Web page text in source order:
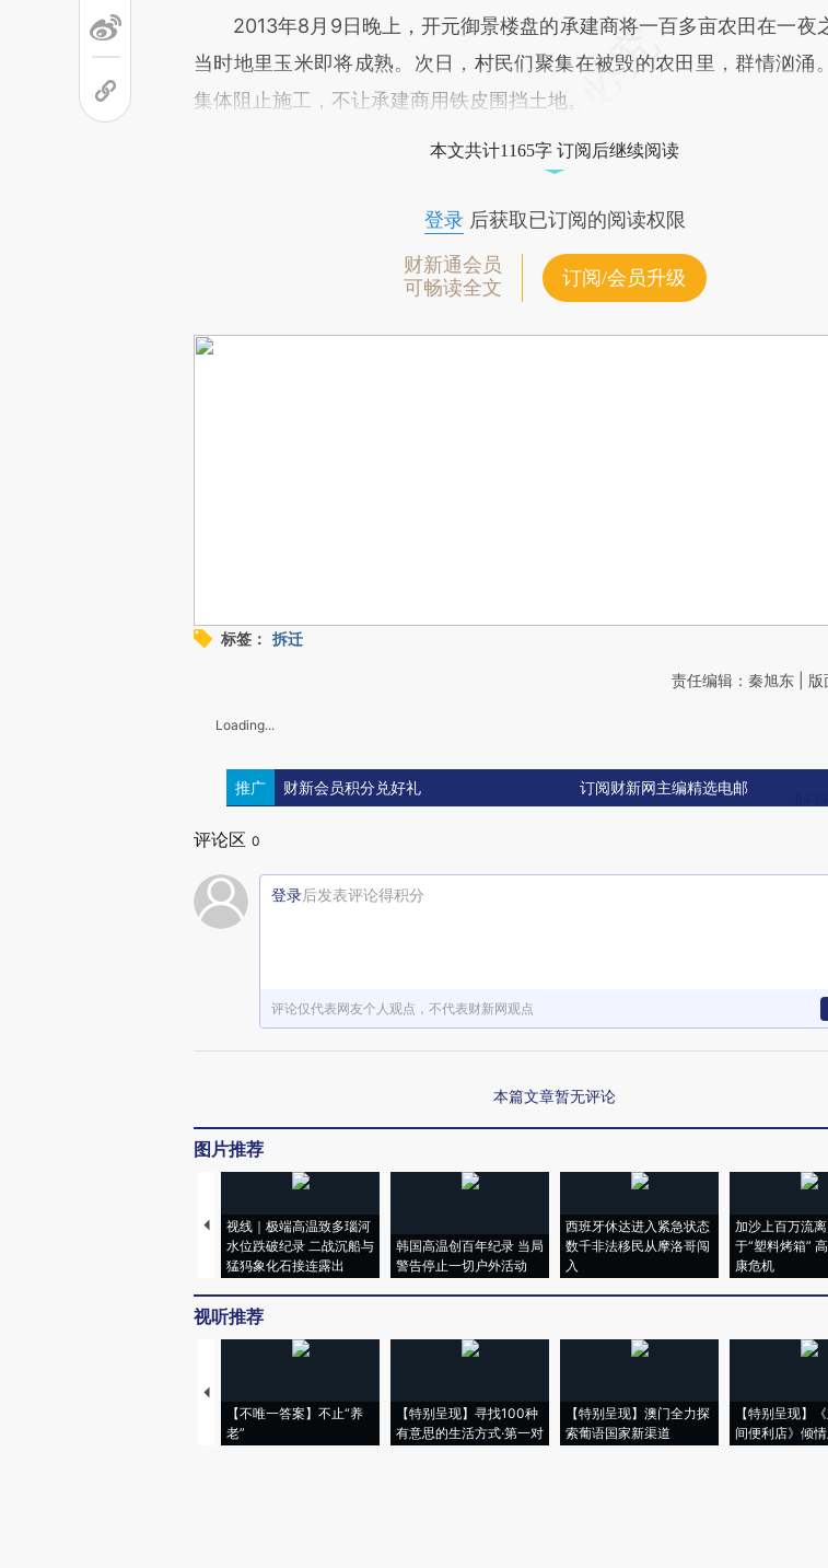
2013年8月9日晚上，开元御景楼盘的承建商将一百多亩农田在一夜
当时地里玉米即将成熟。次日，村民们聚集在被毁的农田里，群情汹涌
集体阻止施工，不让承建商用铁皮围挡土地。
本文共计1165字 订阅后继续阅读
登录后获取已订阅的阅读权限
财新通会员
可畅读全文
订阅/会员升级
标签： 拆迁
责任编辑：秦旭东 | 版
Loading...
推广 财新会员积分兑好礼 订阅财新网主编精选电邮
评论区 0
登录后发表评论得积分
评论仅代表网友个人观点，不代表财新网观点
本篇文章暂无评论
图片推荐
视线｜极端高温致多瑙河
水位跌破纪录 二战沉船与
猛犸象化石接连露出
韩国高温创百年纪录 当局
警告停止一切户外活动
西班牙休达进入紧急状态
数千非法移民从摩洛哥闯
入
加沙上百万流
于“塑料烤箱”
康危机
视听推荐
【不唯一答案】不止“养
老”
【特别呈现】寻找100种
有意思的生活方式·第一对
【特别呈现】澳门全力探
索葡语国家新渠道
【特别呈现】
间便利店》倾